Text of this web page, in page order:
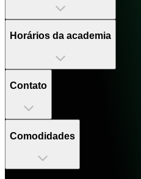
Horários da academia
Contato
Comodidades